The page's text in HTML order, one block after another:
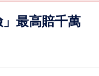
最高賠千萬